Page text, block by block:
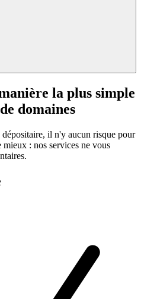
la plus simple
domaines
il n'y aucun risque pour
: nos services ne vous